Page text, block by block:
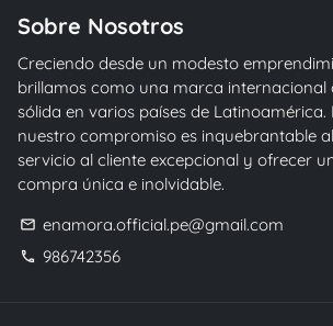
Sobre Nosotros
Creciendo desde un modesto
brillamos como una marca internacional
sólida en varios países de
nuestro compromiso es inquebrantable
servicio al cliente excepcional y ofrecer
compra única e inolvidable.
email enamora.official.pe@gmail.com
phone 986742356